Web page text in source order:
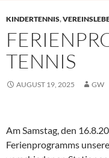
KINDERTENNIS,
TENNIS
AUGUST 19, 2025 GW
Am Samstag, den
Ferienprogramms